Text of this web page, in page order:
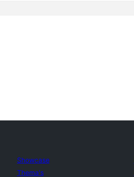
Showcase
Thema's